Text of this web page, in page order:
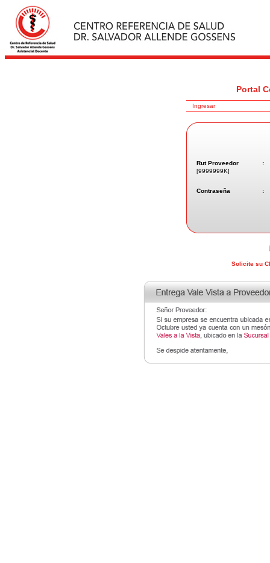
Portal
Ingresar
Rut Proveedor
:
[9999999K]
Contraseña :
Solicite su